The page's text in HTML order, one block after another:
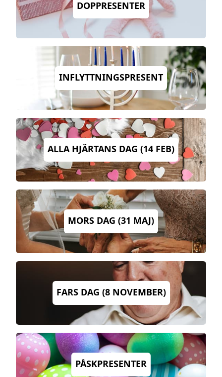
DOPPRESENTER
INFLYTTNINGSPRESENT
ALLA HJÄRTANS DAG (14 FEB)
MORS DAG (31 MAJ)
FARS DAG (8 NOVEMBER)
PÅSKPRESENTER